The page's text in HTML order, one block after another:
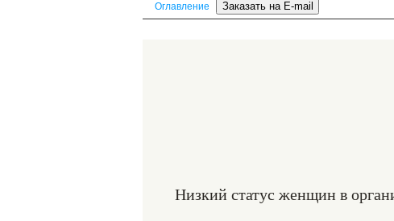
Оглавление
Низкий статус женщин в